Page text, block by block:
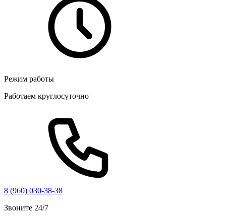
Режим работы
Работаем круглосуточно
8 (960) 030-38-38
Звоните 24/7